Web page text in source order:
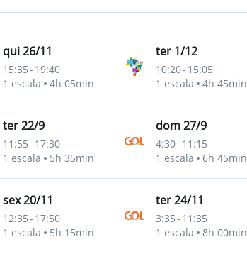
qui 26/11
15:35- 19:40
1 escala
4h 05min
ter 1/12
10:20- 15:05
1 escala
4h 45min
ter 22/9
11:55- 17:30
1 escala
5h 35min
dom 27/9
4:30- 11:15
1 escala
6h 45min
sex 20/11
12:35- 17:50
1 escala
5h 15min
ter 24/11
3:35- 11:35
1 escala
8h 00min